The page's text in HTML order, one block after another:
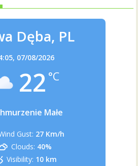
Dęba, PL
07/08/2026
22 °C
Małe
Gust: 27 Km/h
Clouds: 40%
Visibility: 10 km